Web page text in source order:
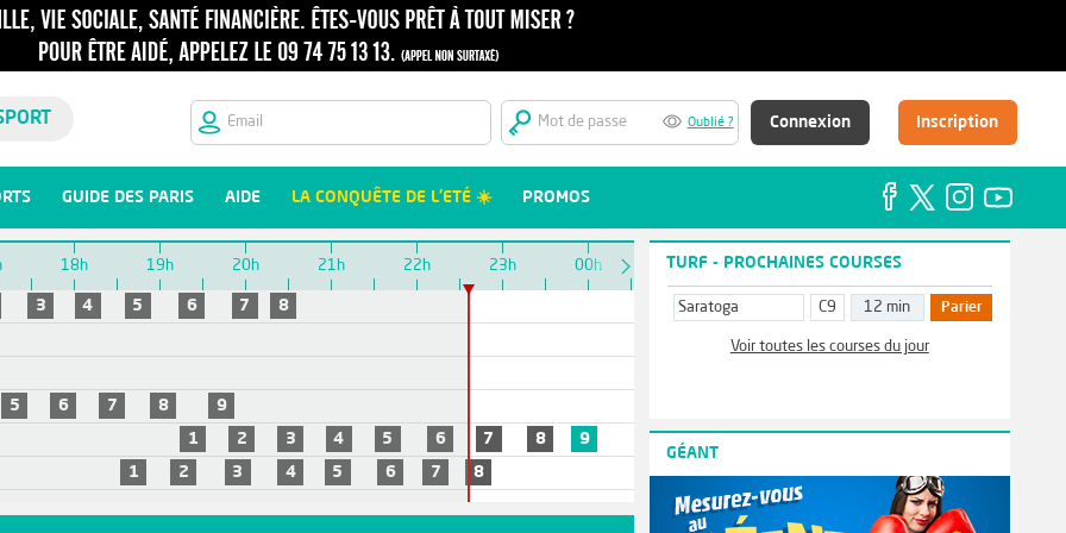
Oublié ? Connexion Inscription
GUIDE DES PARIS AIDE LA CONQUÊTE DE L'ETÉ ☀️ PROMOS
18h 19h 20h 21h 22h 23h 00h
3 4 5 6 7
8
5 6 7 8
9
1
2 3 4 5 6 7 8
9
1
2 3 4 5 6 7 8
TURF - PROCHAINES COURSES
Saratoga C9 12 min Parier
Voir toutes les courses du jour
GÉANT